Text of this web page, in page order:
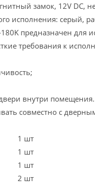
замок, 12V DC,
исполнения: серый,
предназначен для
требования к
внутри помещения.
совместно с
1 шт
1 шт
1 шт
2 шт